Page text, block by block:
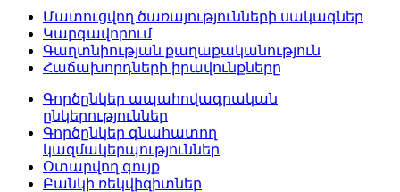
Մատուցվող ծառայությունների սակագներ
Կարգավորում
Գաղտնիության քաղաքականություն
Հաճախորդների իրավունքները
Գործընկեր ապահովագրական
ընկերություններ
Գործընկեր գնահատող
կազմակերպություններ
Օտարվող գույք
Բանկի ռեկվիզիտներ